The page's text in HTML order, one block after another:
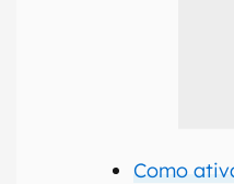
Como